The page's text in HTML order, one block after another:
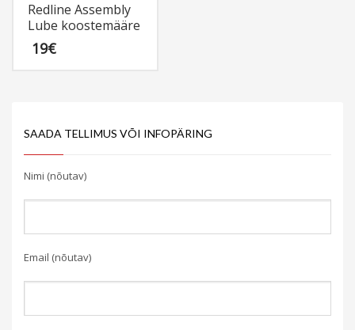
Redline Assembly
Lube koostemääre
19€
SAADA TELLIMUS VÕI INFOPÄRING
Nimi (nõutav)
Email (nõutav)